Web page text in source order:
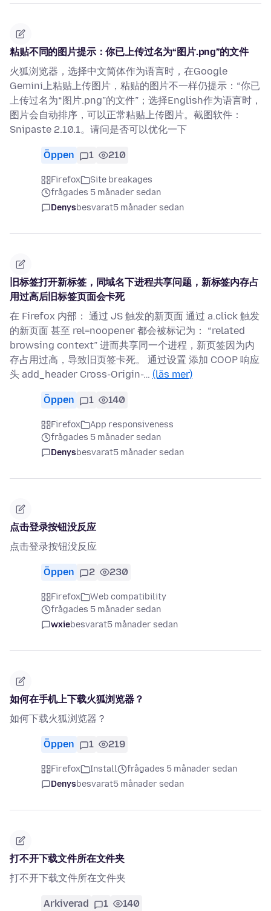
粘贴不同的图片提示：你已上传过名为“图片.png”的文件
火狐浏览器，选择中文简体作为语言时，在Google
Gemini上粘贴上传图片，粘贴的图片不一样仍提示：“你已
上传过名为“图片.png”的文件”；选择English作为语言时，
图片会自动排序，可以正常粘贴上传图片。截图软件：
Snipaste 2.10.1。请问是否可以优化一下
Öppen 1 210
Firefox
Site breakages
frågades 5 månader sedan
Denysbesvarat5 månader sedan
旧标签打开新标签，同域名下进程共享问题，新标签内存占
用过高后旧标签页面会卡死
在 Firefox 内部： 通过 JS 触发的新页面 通过 a.click 触发
的新页面 甚至 rel=noopener 都会被标记为： “related
browsing context” 进而共享同一个进程，新页签因为内
存占用过高，导致旧页签卡死。 通过设置 添加 COOP 响应
头 add_header Cross-Origin-… (läs mer)
Öppen 1 140
Firefox
App responsiveness
frågades 5 månader sedan
Denysbesvarat5 månader sedan
点击登录按钮没反应
点击登录按钮没反应
Öppen 2 230
Firefox
Web compatibility
frågades 5 månader sedan
wxiebesvarat5 månader sedan
如何在手机上下载火狐浏览器？
如何下载火狐浏览器？
Öppen 1 219
Firefox Install
frågades 5 månader sedan
Denysbesvarat5 månader sedan
打不开下载文件所在文件夹
打不开下载文件所在文件夹
Arkiverad 1 140